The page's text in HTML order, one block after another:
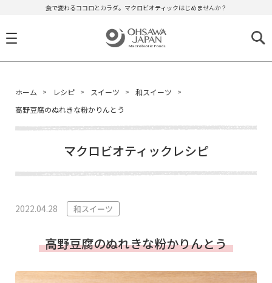
食で変わるココロとカラダ。マクロビオティックはじめませんか？
ホーム レシピ スイーツ
和スイーツ
高野豆腐のぬれきな粉かりんとう
マクロビオティックレシピ
2022.04.28 和スイーツ
高野豆腐のぬれきな粉かりんとう